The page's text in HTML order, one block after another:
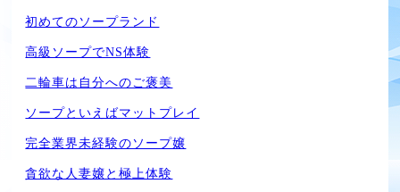
初めてのソープランド
高級ソープでNS体験
二輪車は自分へのご褒美
ソープといえばマットプレイ
完全業界未経験のソープ嬢
貪欲な人妻嬢と極上体験